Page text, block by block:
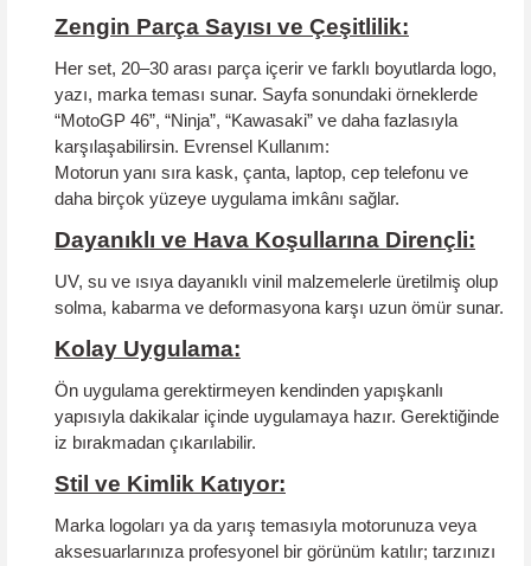
Zengin Parça Sayısı ve Çeşitlilik:
Her set, 20–30 arası parça içerir ve farklı boyutlarda logo,
yazı, marka teması sunar. Sayfa sonundaki örneklerde
“MotoGP 46”, “Ninja”, “Kawasaki” ve daha fazlasıyla
karşılaşabilirsin. Evrensel Kullanım:
Motorun yanı sıra kask, çanta, laptop, cep telefonu ve
daha birçok yüzeye uygulama imkânı sağlar.
Dayanıklı ve Hava Koşullarına Dirençli:
UV, su ve ısıya dayanıklı vinil malzemelerle üretilmiş olup
solma, kabarma ve deformasyona karşı uzun ömür sunar.
Kolay Uygulama:
Ön uygulama gerektirmeyen kendinden yapışkanlı
yapısıyla dakikalar içinde uygulamaya hazır. Gerektiğinde
iz bırakmadan çıkarılabilir.
Stil ve Kimlik Katıyor:
Marka logoları ya da yarış temasıyla motorunuza veya
aksesuarlarınıza profesyonel bir görünüm katılır; tarzınızı